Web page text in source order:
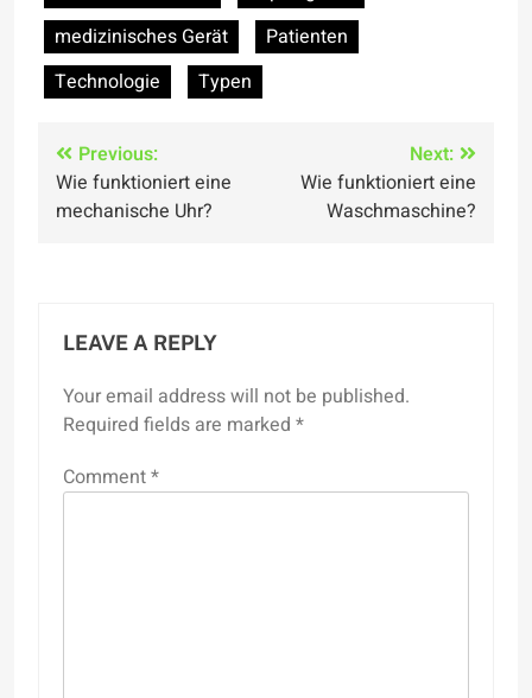
medizinisches Gerät
Patienten
Technologie
Typen
Post
navigation
Previous:
Wie funktioniert eine
mechanische Uhr?
Next:
Wie funktioniert eine
Waschmaschine?
LEAVE A REPLY
Your email address will not be published.
Required fields are marked *
Comment*